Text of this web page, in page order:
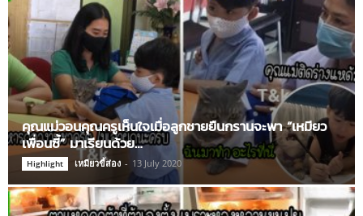
คุณแม่วอนคุณครูเห็นใจเมื่อลูกชายยืนกรานจะพา “เหมียว
เพื่อนซี้” มาเรียนด้วย…
Highlight เหมียวขี้ส่อง - 13 July 2020